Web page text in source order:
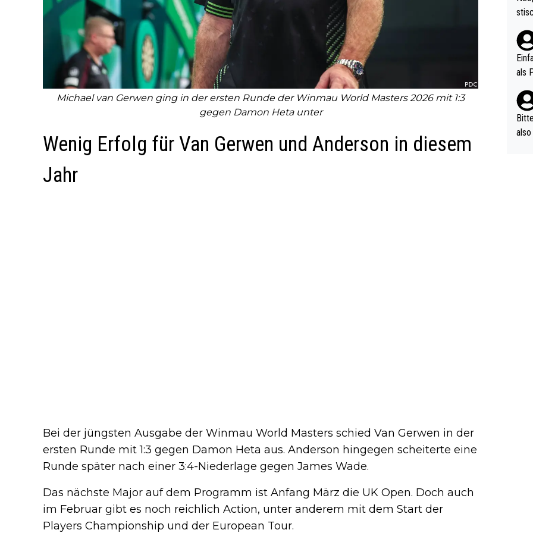
Michael van Gerwen ging in der ersten Runde der Winmau World Masters 2026 mit 1:3
gegen Damon Heta unter
Wenig Erfolg für Van Gerwen und Anderson in diesem
Jahr
Bei der jüngsten Ausgabe der Winmau World Masters schied Van Gerwen in der
ersten Runde mit 1:3 gegen Damon Heta aus. Anderson hingegen scheiterte eine
Runde später nach einer 3:4-Niederlage gegen James Wade.
Das nächste Major auf dem Programm ist Anfang März die UK Open. Doch auch
im Februar gibt es noch reichlich Action, unter anderem mit dem Start der
Players Championship und der European Tour.
(in
als
nes
ttler
vV
als